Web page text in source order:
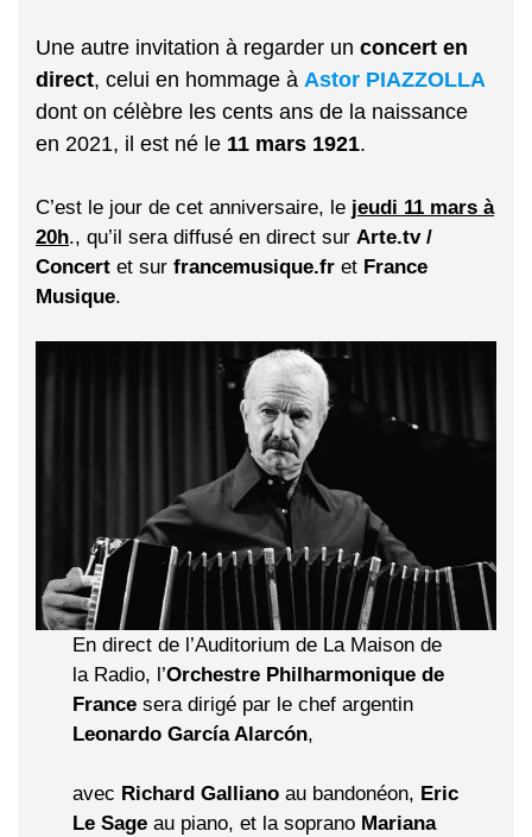
Une autre invitation à regarder un concert en
direct, celui en hommage à Astor PIAZZOLLA
dont on célèbre les cents ans de la naissance
en 2021, il est né le 11 mars 1921.
C’est le jour de cet anniversaire, le jeudi 11 mars à
20h., qu’il sera diffusé en direct sur Arte.tv /
Concert et sur francemusique.fr et France
Musique.
En direct de l’Auditorium de La Maison de
la Radio, l’Orchestre Philharmonique de
France sera dirigé par le chef argentin
Leonardo García Alarcón,
avec Richard Galliano au bandonéon, Eric
Le Sage au piano, et la soprano Mariana